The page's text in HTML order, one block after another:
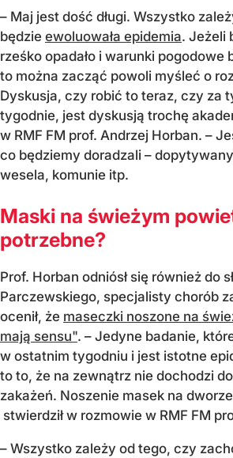
– Maj jest dość długi. Wszystko
będzie ewoluowała epidemia. Jeżeli
rześko opadało i warunki pogodowe
to można zacząć powoli myśleć o
Dyskusja, czy robić to teraz, czy za
tygodnie, jest dyskusją trochę
w RMF FM prof. Andrzej Horban. –
co będziemy doradzali –
wesela, komunie itp.
Maski na świeżym
potrzebne?
Prof. Horban odniósł się również do
Parczewskiego, specjalisty chorób
ocenił, że maseczki noszone na
mają sensu". – Jedyne badanie,
w ostatnim tygodniu i jest istotne
to to, że na zewnątrz nie dochodzi
zakażeń. Noszenie masek na
stwierdził w rozmowie w RMF FM
– Wszystko zależy od tego, czy